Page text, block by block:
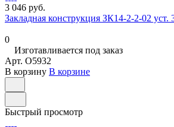
3 046 руб.
Закладная конструкция ЗК14-2-2-02
0
Изготавливается под заказ
Арт. O5932
В корзину В корзине
Быстрый просмотр